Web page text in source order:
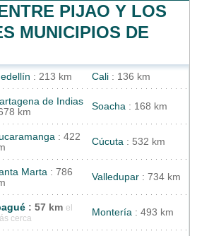
PIJAO Y LOS
MUNICIPIOS DE
: 213 km Cali : 136 km
de Indias
km
Soacha : 168 km
: 422
Cúcuta : 532 km
Marta : 786
Valledupar : 734 km
: 57 km el
cerca
Montería : 493 km